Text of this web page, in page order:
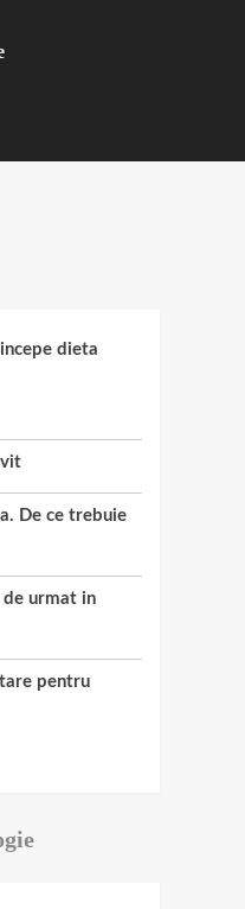
dieta
De ce trebuie
de urmat in
pentru